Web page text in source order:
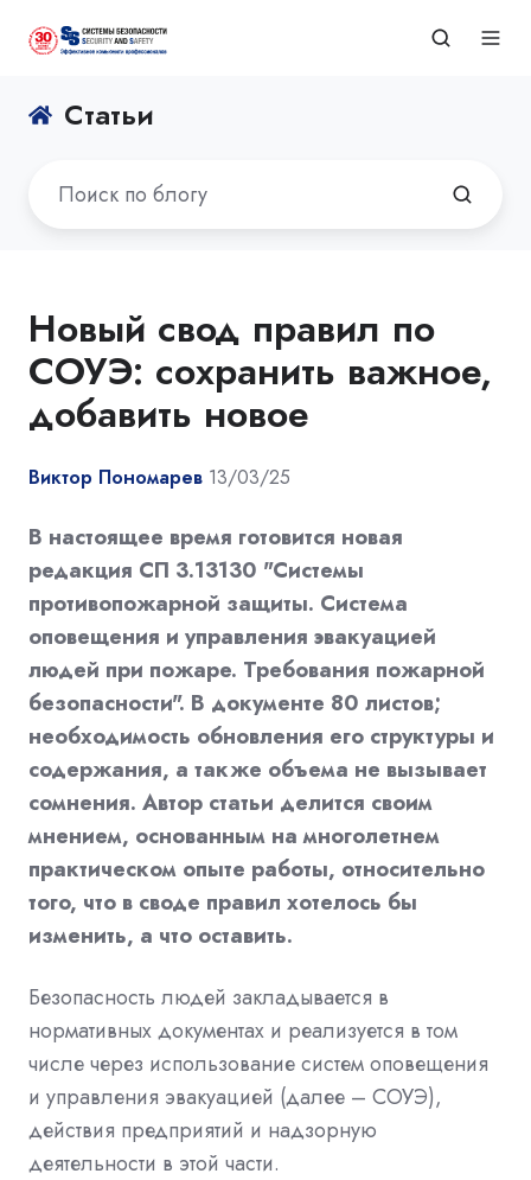
Статьи
Новый свод правил по
СОУЭ: сохранить важное,
добавить новое
Виктор Пономарев 13/03/25
В настоящее время готовится новая
редакция СП 3.13130 "Системы
противопожарной защиты. Система
оповещения и управления эвакуацией
людей при пожаре. Требования пожарной
безопасности". В документе 80 листов;
необходимость обновления его структуры и
содержания, а также объема не вызывает
сомнения. Автор статьи делится своим
мнением, основанным на многолетнем
практическом опыте работы, относительно
того, что в своде правил хотелось бы
изменить, а что оставить.
Безопасность людей закладывается в
нормативных документах и реализуется в том
числе через использование систем оповещения
и управления эвакуацией (далее – СОУЭ),
действия предприятий и надзорную
деятельности в этой части.